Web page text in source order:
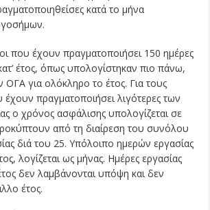
κατά το μήνα
που έχουν πραγματοποιήσει 150 ημέρες
έτος, όπως υπολογίστηκαν πιο πάνω,
ΟΓΑ για ολόκληρο το έτος. Για τους
πραγματοποιήσει λιγότερες των
ο χρόνος ασφάλισης υπολογίζεται σε
από τη διαίρεση του συνόλου
διά του 25. Υπόλοιπο ημερών εργασίας
λογίζεται ως μήνας. Ημέρες εργασίας
δεν λαμβάνονται υπόψη και δεν
έτος.